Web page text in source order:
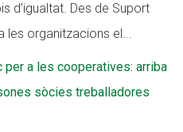
d’igualtat. Des de Suport
les organitzacions el...
per a les cooperatives: arriba
sòcies treballadores